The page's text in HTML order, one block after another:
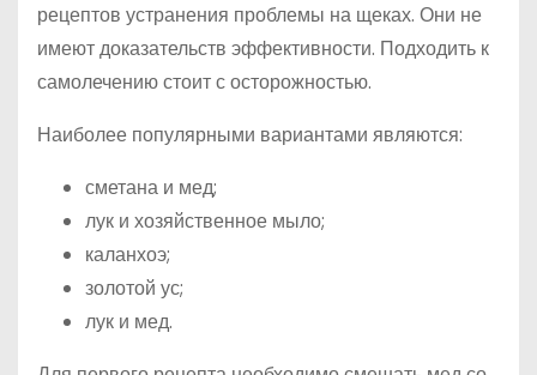
рецептов устранения проблемы на щеках. Они не
имеют доказательств эффективности. Подходить к
самолечению стоит с осторожностью.
Наиболее популярными вариантами являются:
сметана и мед;
лук и хозяйственное мыло;
каланхоэ;
золотой ус;
лук и мед.